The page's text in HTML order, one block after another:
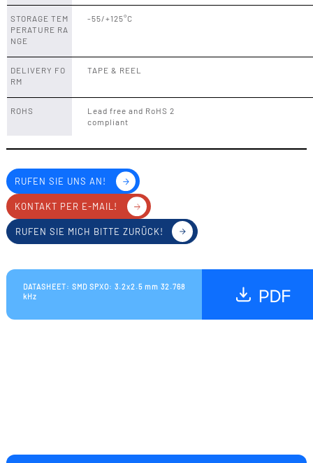
STORAGE TEM
PERATURE RA
NGE
-55/+125°C
DELIVERY FO
RM
TAPE & REEL
ROHS
Lead free and RoHS 2
compliant
RUFEN SIE UNS AN!
KONTAKT PER E-MAIL!
RUFEN SIE MICH BITTE ZURÜCK!
DATASHEET: SMD SPXO: 3.2x2.5 mm 32.768
kHz